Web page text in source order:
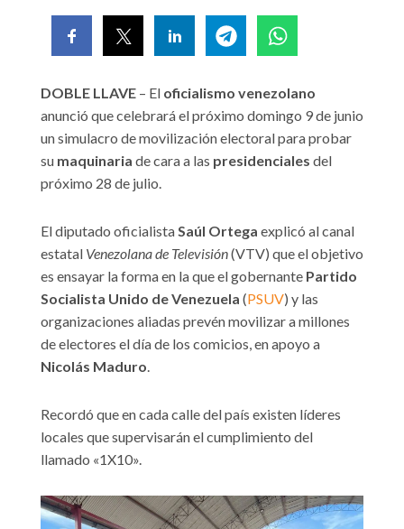
DOBLE LLAVE – El oficialismo venezolano
anunció que celebrará el próximo domingo 9 de junio
un simulacro de movilización electoral para probar
su maquinaria de cara a las presidenciales del
próximo 28 de julio.
El diputado oficialistaSaúl Ortega explicó al canal
estatal Venezolana de Televisión(VTV) que el objetivo
es ensayar la forma en la que el gobernante Partido
Socialista Unido de Venezuela (PSUV) y las
organizaciones aliadas prevén movilizar a millones
de electores el día de los comicios, en apoyo a
Nicolás Maduro.
Recordó que en cada calle del país existen líderes
locales que supervisarán el cumplimiento del
llamado «1X10».